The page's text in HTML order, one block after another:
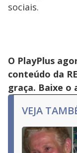
sociais.
O PlayPlus
conteúdo da
graça. Baixe o
VEJA